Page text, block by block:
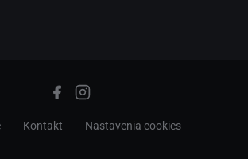
Kontakt Nastavenia cookies